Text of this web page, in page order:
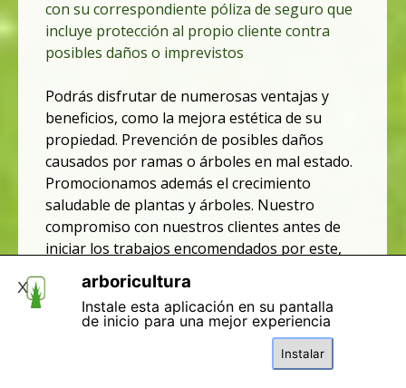
con su correspondiente póliza de seguro que
incluye protección al propio cliente contra
posibles daños o imprevistos
Podrás disfrutar de numerosas ventajas y
beneficios, como la mejora estética de su
propiedad. Prevención de posibles daños
causados por ramas o árboles en mal estado.
Promocionamos además el crecimiento
saludable de plantas y árboles. Nuestro
compromiso con nuestros clientes antes de
iniciar los trabajos encomendados por este,
es el respeto a la naturaleza y una
procedencia respetuoso con el medio
ambiente, utilizando técnicas y herramientas
adecuadas para minimizar cualquier impacto
arboricultura
Instale esta aplicación en su pantalla
de inicio para una mejor experiencia
Instalar
X